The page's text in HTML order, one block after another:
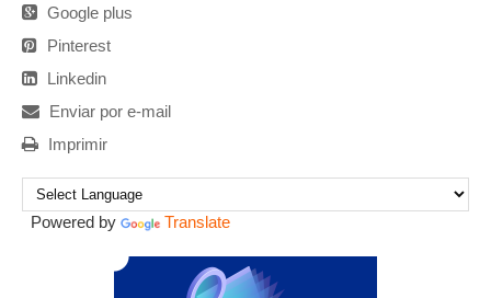
Google plus
Pinterest
Linkedin
Enviar por e-mail
Imprimir
Powered by Translate